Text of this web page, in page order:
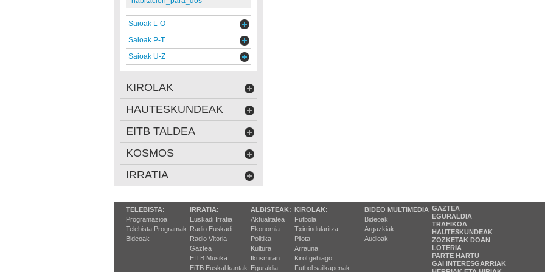
Saioak L-O
Saioak P-T
Saioak U-Z
KIROLAK
HAUTESKUNDEAK
EITB TALDEA
KOSMOS
IRRATIA
TELEBISTA:
Programazioa
Telebista Programak
Bideoak
IRRATIA:
Euskadi Irratia
Radio Euskadi
Radio Vitoria
Gaztea
EITB Musika
EiTB Euskal kantak
ALBISTEAK:
Aktualitatea
Ekonomia
Politika
Kultura
Ikusmiran
Eguraldia
KIROLAK:
Futbola
Txirrindularitza
Pilota
Arrauna
Kirol gehiago
Futbol sailkapenak
BIDEO MULTIMEDIA
Bideoak
Argazkiak
Audioak
GAZTEA
EGURALDIA
TRAFIKOA
HAUTESKUNDEAK
ZOZKETAK DOAN
LOTERIA
PARTE HARTU
GAI INTERESGARRIAK